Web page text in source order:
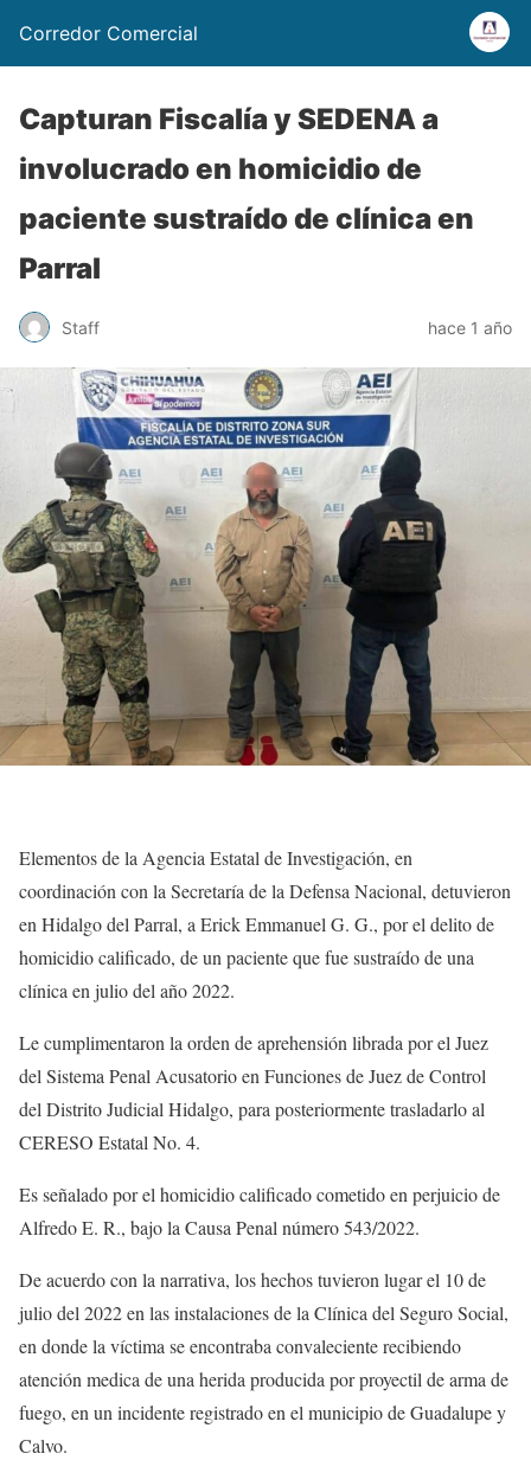
Corredor Comercial
Capturan Fiscalía y SEDENA a
involucrado en homicidio de
paciente sustraído de clínica en
Parral
Staff hace 1 año
Elementos de la Agencia Estatal de Investigación, en
coordinación con la Secretaría de la Defensa Nacional, detuvieron
en Hidalgo del Parral, a Erick Emmanuel G. G., por el delito de
homicidio calificado, de un paciente que fue sustraído de una
clínica en julio del año 2022.
Le cumplimentaron la orden de aprehensión librada por el Juez
del Sistema Penal Acusatorio en Funciones de Juez de Control
del Distrito Judicial Hidalgo, para posteriormente trasladarlo al
CERESO Estatal No. 4.
Es señalado por el homicidio calificado cometido en perjuicio de
Alfredo E. R., bajo la Causa Penal número 543/2022.
De acuerdo con la narrativa, los hechos tuvieron lugar el 10 de
julio del 2022 en las instalaciones de la Clínica del Seguro Social,
en donde la víctima se encontraba convaleciente recibiendo
atención medica de una herida producida por proyectil de arma de
fuego, en un incidente registrado en el municipio de Guadalupe y
Calvo.